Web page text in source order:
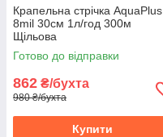
Крапельна стрічка AquaPlus
8mil 30см 1л/год 300м
Щільова
Готово до відправки
862 ₴/бухта
980 ₴/бухта
Купити